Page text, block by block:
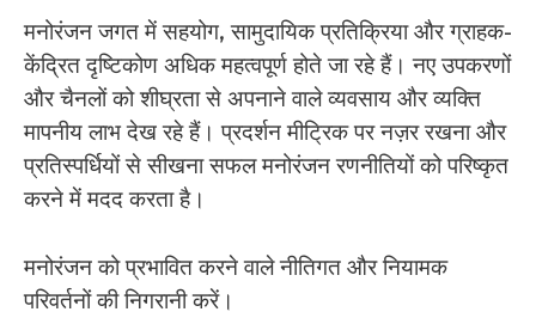
मनोरंजन जगत में सहयोग, सामुदायिक प्रतिक्रिया और ग्राहक-
केंद्रित दृष्टिकोण अधिक महत्वपूर्ण होते जा रहे हैं। नए उपकरणों
और चैनलों को शीघ्रता से अपनाने वाले व्यवसाय और व्यक्ति
मापनीय लाभ देख रहे हैं। प्रदर्शन मीट्रिक पर नज़र रखना और
प्रतिस्पर्धियों से सीखना सफल मनोरंजन रणनीतियों को परिष्कृत
करने में मदद करता है।
मनोरंजन को प्रभावित करने वाले नीतिगत और नियामक
परिवर्तनों की निगरानी करें।